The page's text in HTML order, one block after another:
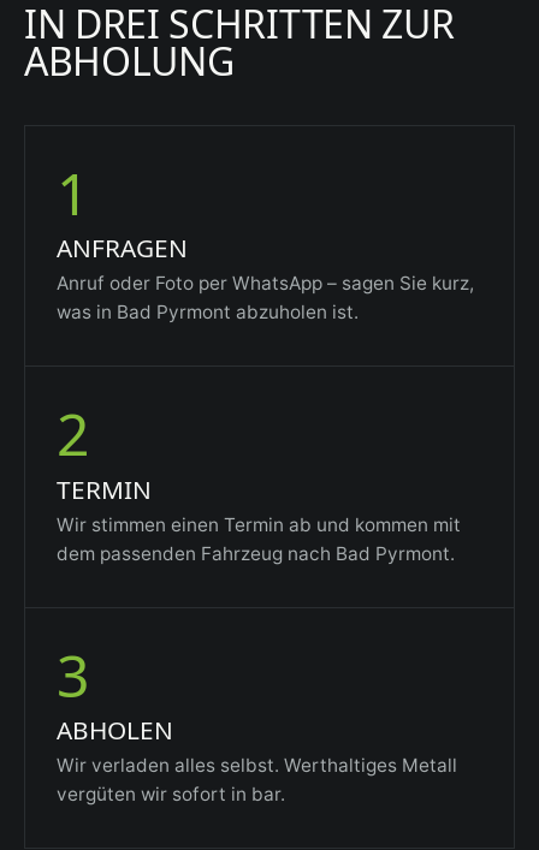
IN DREI SCHRITTEN ZUR
ABHOLUNG
1
ANFRAGEN
Anruf oder Foto per WhatsApp – sagen Sie kurz,
was in Bad Pyrmont abzuholen ist.
2
TERMIN
Wir stimmen einen Termin ab und kommen mit
dem passenden Fahrzeug nach Bad Pyrmont.
3
ABHOLEN
Wir verladen alles selbst. Werthaltiges Metall
vergüten wir sofort in bar.